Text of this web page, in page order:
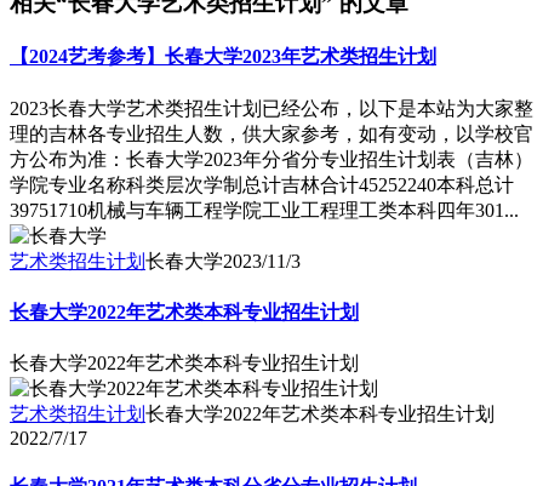
【2024艺考参考】长春大学2023年艺术类招生计划
2023长春大学艺术类招生计划已经公布，以下是本站为大家整
理的吉林各专业招生人数，供大家参考，如有变动，以学校官
方公布为准：长春大学2023年分省分专业招生计划表（吉林）
学院专业名称科类层次学制总计吉林合计45252240本科总计
39751710机械与车辆工程学院工业工程理工类本科四年301...
艺术类招生计划 长春大学2023/11/3
长春大学2022年艺术类本科专业招生计划
长春大学2022年艺术类本科专业招生计划
艺术类招生计划 长春大学2022年艺术类本科专业招生计划
2022/7/17